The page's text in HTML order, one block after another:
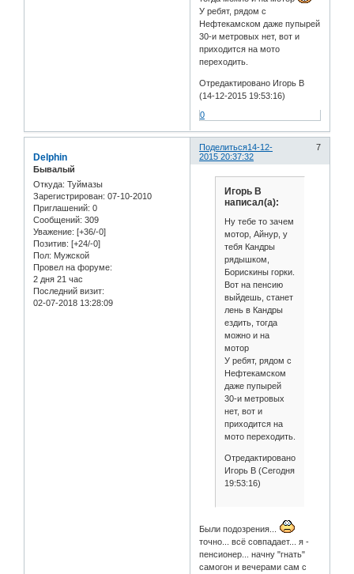
У ребят, рядом с
Нефтекамском даже пупырей
30-и метровых нет, вот и
приходится на мото
переходить.
Отредактировано Игорь В
(14-12-2015 19:53:16)
0
Поделиться 7
14-12-
2015 20:37:32
Delphin
Бывалый
Откуда: Туймазы
Зарегистрирован: 07-10-2010
Приглашений: 0
Сообщений: 309
Уважение: [+36/-0]
Позитив: [+24/-0]
Пол: Мужской
Провел на форуме:
2 дня 21 час
Последний визит:
02-07-2018 13:28:09
Игорь В
написал(а):
Ну тебе то зачем
мотор, Айнур, у
тебя Кандры
рядышком,
Борискины горки.
Вот на пенсию
выйдешь, станет
лень в Кандры
ездить, тогда
можно и на
мотор
У ребят, рядом с
Нефтекамском
даже пупырей
30-и метровых
нет, вот и
приходится на
мото переходить.
Отредактировано
Игорь В (Сегодня
19:53:16)
Были подозрения...
точно... всё совпадает... я -
пенсионер... начну "гнать"
самогон и вечерами сам с